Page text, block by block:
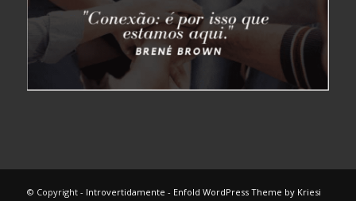
© Copyright - Introvertidamente - Enfold WordPress Theme by Kriesi